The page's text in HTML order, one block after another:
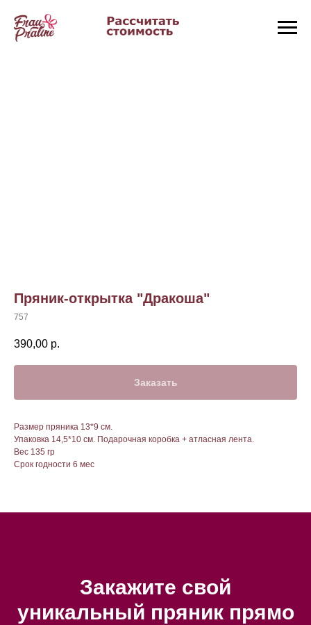
Пряник-открытка "Дракоша"
757
390,00 р.
Заказать
Размер пряника 13*9 см.
Упаковка 14,5*10 см. Подарочная коробка + атласная лента.
Вес 135 гр
Срок годности 6 мес
Закажите свой
уникальный пряник прямо